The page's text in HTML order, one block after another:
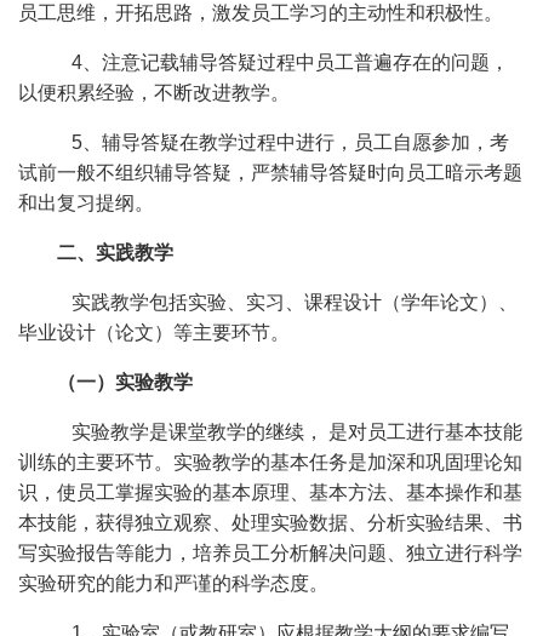
员工思维，开拓思路，激发员工学习的主动性和积极性。
4、注意记载辅导答疑过程中员工普遍存在的问题，
以便积累经验，不断改进教学。
5、辅导答疑在教学过程中进行，员工自愿参加，考
试前一般不组织辅导答疑，严禁辅导答疑时向员工暗示考题
和出复习提纲。
二、实践教学
实践教学包括实验、实习、课程设计（学年论文）、
毕业设计（论文）等主要环节。
（一）实验教学
实验教学是课堂教学的继续， 是对员工进行基本技能
训练的主要环节。实验教学的基本任务是加深和巩固理论知
识，使员工掌握实验的基本原理、基本方法、基本操作和基
本技能，获得独立观察、处理实验数据、分析实验结果、书
写实验报告等能力，培养员工分析解决问题、独立进行科学
实验研究的能力和严谨的科学态度。